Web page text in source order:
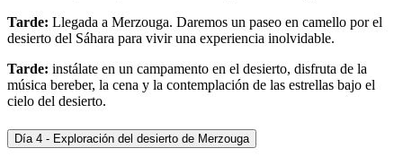
Tarde: Llegada a Merzouga. Daremos un paseo en camello por el
desierto del Sáhara para vivir una experiencia inolvidable.
Tarde: instálate en un campamento en el desierto, disfruta de la
música bereber, la cena y la contemplación de las estrellas bajo el
cielo del desierto.
Día 4 - Exploración del desierto de Merzouga